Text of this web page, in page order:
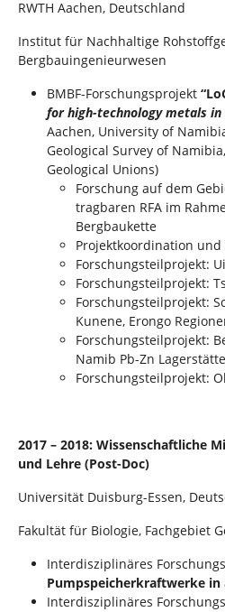
RWTH Aachen, Deutschland
Institut für Nachhaltige
Bergbauingenieurwesen
BMBF-Forschungsprojekt
for high-technology metals in
Aachen, University of
Geological Survey of
Geological Unions)
Forschung auf dem
tragbaren RFA im
Bergbaukette
Projektkoordination
Forschungsteilprojekt:
Forschungsteilprojekt:
Forschungsteilprojekt:
Kunene, Erongo
Forschungsteilprojekt:
Namib Pb-Zn Lagerstätte
Forschungsteilprojekt:
2017 – 2018: Wissenschaftliche
und Lehre (Post-Doc)
Universität Duisburg-Essen,
Fakultät für Biologie, Fachgebiet
Interdisziplinäres
Pumpspeicherkraftwerke in
Interdisziplinäres